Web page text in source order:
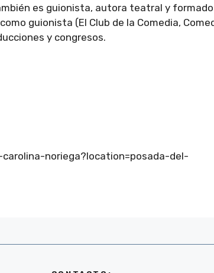
es guionista, autora teatral y
guionista (El Club de la Comedia,
y congresos.
noriega?location=posada-del-